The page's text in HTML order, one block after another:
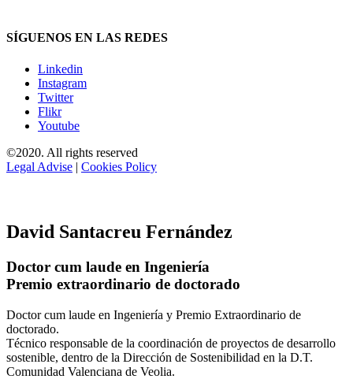
SÍGUENOS EN LAS REDES
Linkedin
Instagram
Twitter
Flikr
Youtube
©2020. All rights reserved
Legal Advise | Cookies Policy
David Santacreu Fernández
Doctor cum laude en Ingeniería
Premio extraordinario de doctorado
Doctor cum laude en Ingeniería y Premio Extraordinario de
doctorado.
Técnico responsable de la coordinación de proyectos de desarrollo
sostenible, dentro de la Dirección de Sostenibilidad en la D.T.
Comunidad Valenciana de Veolia.